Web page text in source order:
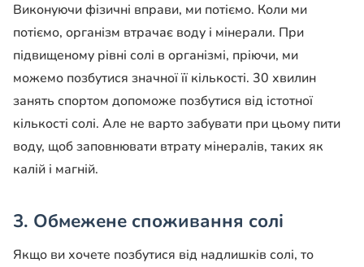
Виконуючи фізичні вправи, ми потіємо. Коли ми
потіємо, організм втрачає воду і мінерали. При
підвищеному рівні солі в організмі, пріючи, ми
можемо позбутися значної її кількості. 30 хвилин
занять спортом допоможе позбутися від істотної
кількості солі. Але не варто забувати при цьому пити
воду, щоб заповнювати втрату мінералів, таких як
калій і магній.
3. Обмежене споживання солі
Якщо ви хочете позбутися від надлишків солі, то